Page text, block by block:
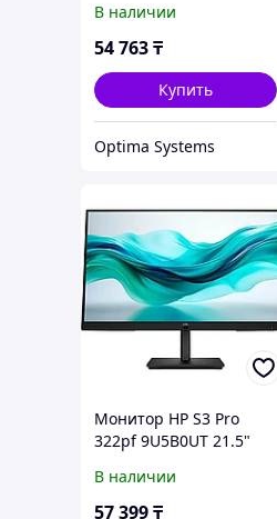
В наличии
54 763₸
Купить
Optima Systems
Монитор HP S3 Pro
322pf 9U5B0UT 21.5"
В наличии
57 399₸